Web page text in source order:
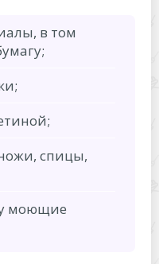
в том
спицы,
моющие